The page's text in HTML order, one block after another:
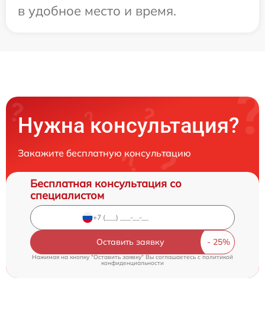
в удобное место и время.
Нужна консультация?
Закажите бесплатную консультацию
Бесплатная консультация со
специалистом
Оставить заявку
Нажимая на кнопку "Оставить заявку" Вы соглашаетесь cполитикой
конфиденциальности